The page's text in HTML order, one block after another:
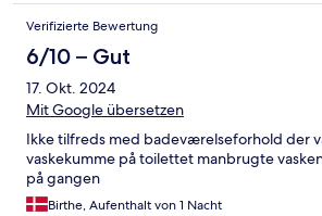
Verifizierte Bewertung
6/10 – Gut
17. Okt. 2024
Mit Google übersetzen
Ikke tilfreds med badeværelseforhold der
vaskekumme på toilettet manbrugte
på gangen
Birthe, Aufenthalt von 1 Nacht